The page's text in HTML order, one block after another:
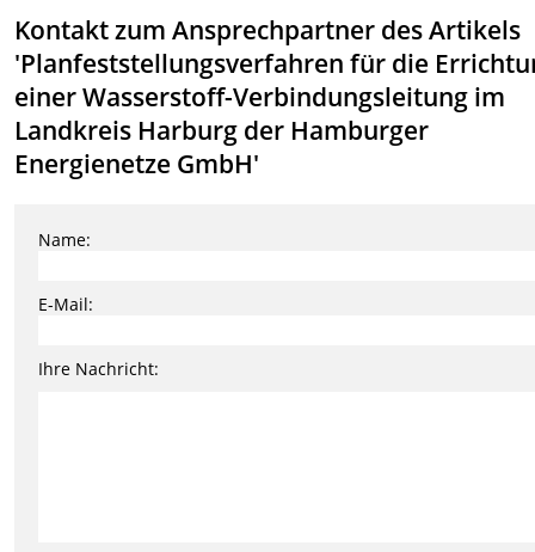
Kontakt zum Ansprechpartner des Artikels
'Planfeststellungsverfahren für die
einer Wasserstoff-Verbindungsleitung im
Landkreis Harburg der Hamburger
Energienetze GmbH'
Name:
E-Mail:
Ihre Nachricht: